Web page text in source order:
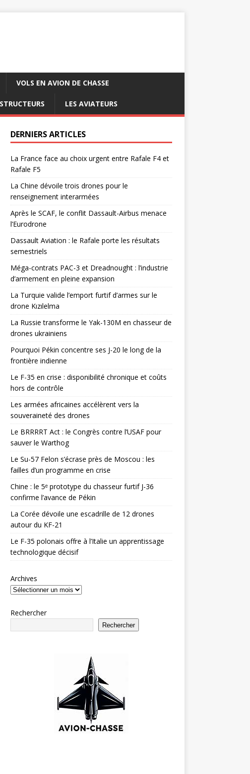
VOLS EN AVION DE CHASSE
LES AVIATEURS
DERNIERS ARTICLES
La France face au choix urgent entre Rafale F4 et
Rafale F5
La Chine dévoile trois drones pour le
renseignement interarmées
Après le SCAF, le conflit Dassault-Airbus menace
l’Eurodrone
Dassault Aviation : le Rafale porte les résultats
semestriels
Méga-contrats PAC-3 et Dreadnought : l’industrie
d’armement en pleine expansion
La Turquie valide l’emport furtif d’armes sur le
drone Kızılelma
La Russie transforme le Yak-130M en chasseur de
drones ukrainiens
Pourquoi Pékin concentre ses J-20 le long de la
frontière indienne
Le F-35 en crise : disponibilité chronique et coûts
hors de contrôle
Les armées africaines accélèrent vers la
souveraineté des drones
Le BRRRRT Act : le Congrès contre l’USAF pour
sauver le Warthog
Le Su-57 Felon s’écrase près de Moscou : les
failles d’un programme en crise
Chine : le 5ᵉ prototype du chasseur furtif J-36
confirme l’avance de Pékin
La Corée dévoile une escadrille de 12 drones
autour du KF-21
Le F-35 polonais offre à l’Italie un apprentissage
technologique décisif
Archives
Rechercher
Rechercher